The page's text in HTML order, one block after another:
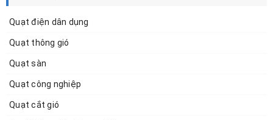
Quạt điện dân dụng
Quạt thông gió
Quạt sàn
Quạt công nghiệp
Quạt cắt gió